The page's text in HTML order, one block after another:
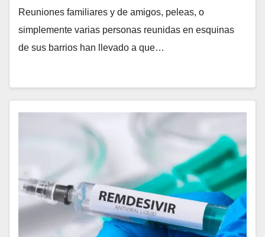
Reuniones familiares y de amigos, peleas, o
simplemente varias personas reunidas en esquinas
de sus barrios han llevado a que…